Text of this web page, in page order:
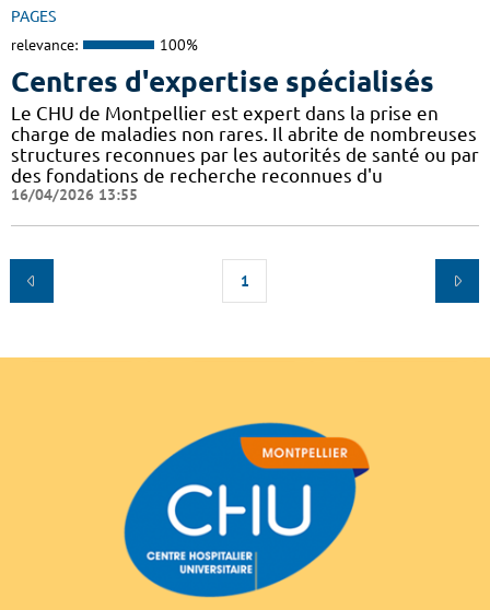
PAGES
relevance: 100%
Centres d'expertise spécialisés
Le CHU de Montpellier est expert dans la prise en
charge de maladies non rares. Il abrite de nombreuses
structures reconnues par les autorités de santé ou par
des fondations de recherche reconnues d'u
16/04/2026 13:55
1